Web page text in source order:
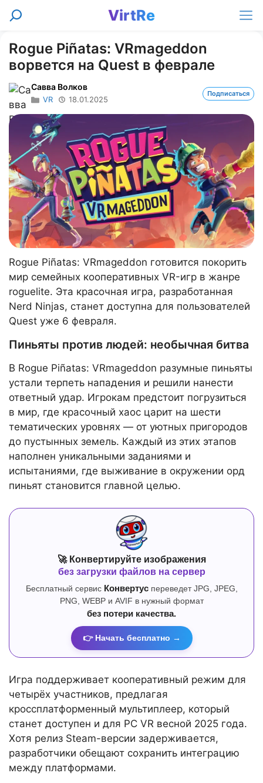
Перейти
VirtRe
Поиск
Rogue Piñatas: VRmageddon
ворвется на Quest в феврале
Савва Волков
VR 18.01.2025
Подписаться
Rogue Piñatas: VRmageddon готовится покорить
мир семейных кооперативных VR-игр в жанре
roguelite. Эта красочная игра, разработанная
Nerd Ninjas, станет доступна для пользователей
Quest уже 6 февраля.
Пиньяты против людей: необычная битва
В Rogue Piñatas: VRmageddon разумные пиньяты
устали терпеть нападения и решили нанести
ответный удар. Игрокам предстоит погрузиться
в мир, где красочный хаос царит на шести
тематических уровнях — от уютных пригородов
до пустынных земель. Каждый из этих этапов
наполнен уникальными заданиями и
испытаниями, где выживание в окружении орд
пиньят становится главной целью.
🚀 Конвертируйте изображения
без загрузки файлов на сервер
Бесплатный сервис Конвертуспереведет JPG, JPEG,
PNG, WEBP и AVIF в нужный формат
без потери качества.
👉 Начать бесплатно →
Игра поддерживает кооперативный режим для
четырёх участников, предлагая
кроссплатформенный мультиплеер, который
станет доступен и для PC VR весной 2025 года.
Хотя релиз Steam-версии задерживается,
разработчики обещают сохранить интеграцию
между платформами.